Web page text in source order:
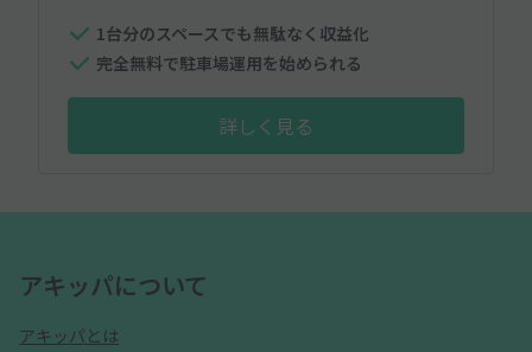
1台分のスペースでも無駄なく収益化
完全無料で駐車場運用を始められる
詳しく見る
アキッパについて
アキッパとは